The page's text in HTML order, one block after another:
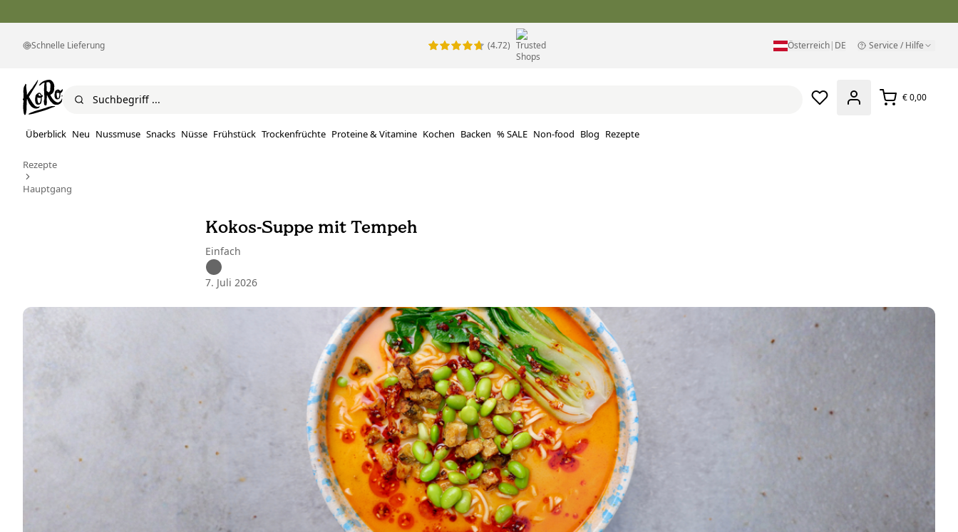
Schnelle Lieferung (4.72) Österreich| DE Service / Hilfe
€ 0,00
Überblick Neu Nussmuse Snacks Nüsse Frühstück Trockenfrüchte Proteine ​​& Vitamine Kochen Backen % SALE Non-food Blog Rezepte
Rezepte
Hauptgang
Kokos-Suppe mit Tempeh
Einfach
7. Juli 2026